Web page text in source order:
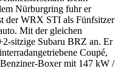
Nürburgring fuhr er
der WRX STI als Fünfsitzer
Mit der gleichen
sitzige Subaru BRZ an. Er
Coupé,
Boxer mit 147 kW /